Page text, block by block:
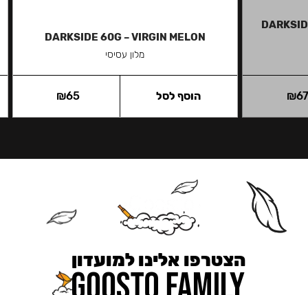
₪
DARKSIDE 60G – VIRGIN MELON
מלון עסיסי
₪65 הוסף לסל
הצטרפו אלינו למועדון